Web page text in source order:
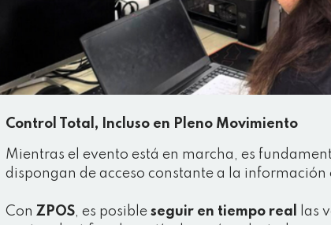
Control Total, Incluso en Pleno Movimiento
Mientras el evento está en marcha, es
dispongan de acceso constante a la información
Con ZPOS, es posible seguir en tiempo real
las